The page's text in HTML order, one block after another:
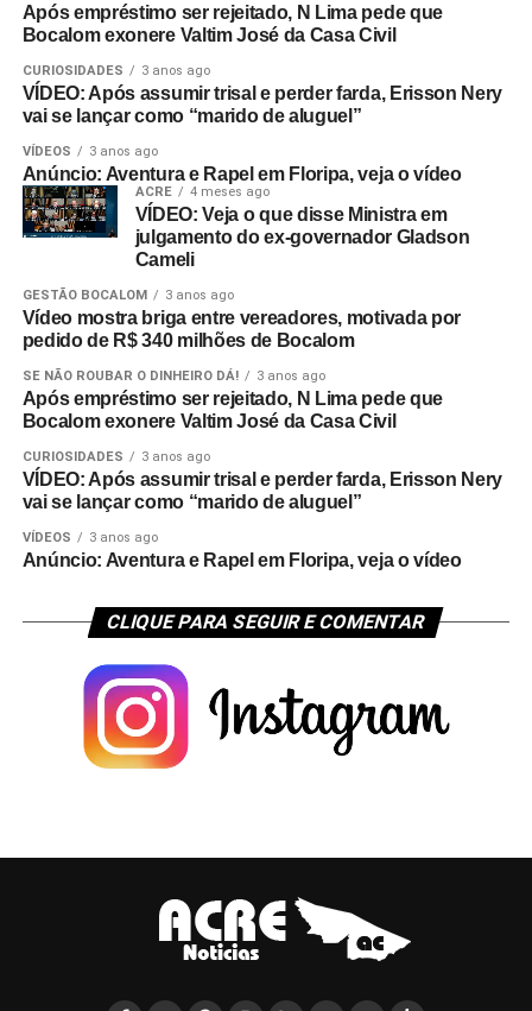
Após empréstimo ser rejeitado, N Lima pede que
Bocalom exonere Valtim José da Casa Civil
CURIOSIDADES 3 anos ago
VÍDEO: Após assumir trisal e perder farda, Erisson Nery
vai se lançar como “marido de aluguel”
VÍDEOS 3 anos ago
Anúncio: Aventura e Rapel em Floripa, veja o vídeo
ACRE 4 meses ago
VÍDEO: Veja o que disse Ministra em
julgamento do ex-governador Gladson
Cameli
GESTÃO BOCALOM 3 anos ago
Vídeo mostra briga entre vereadores, motivada por
pedido de R$ 340 milhões de Bocalom
SE NÃO ROUBAR O DINHEIRO DÁ! 3 anos ago
Após empréstimo ser rejeitado, N Lima pede que
Bocalom exonere Valtim José da Casa Civil
CURIOSIDADES 3 anos ago
VÍDEO: Após assumir trisal e perder farda, Erisson Nery
vai se lançar como “marido de aluguel”
VÍDEOS 3 anos ago
Anúncio: Aventura e Rapel em Floripa, veja o vídeo
CLIQUE PARA SEGUIR E COMENTAR